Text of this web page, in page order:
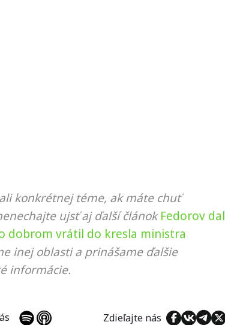
konkrétnej téme, ak máte chuť
ujsť aj ďalší článok Fedorov dal
dobrom vrátil do kresla ministra
inej oblasti a prinášame ďalšie
informácie.
Zdieľajte nás